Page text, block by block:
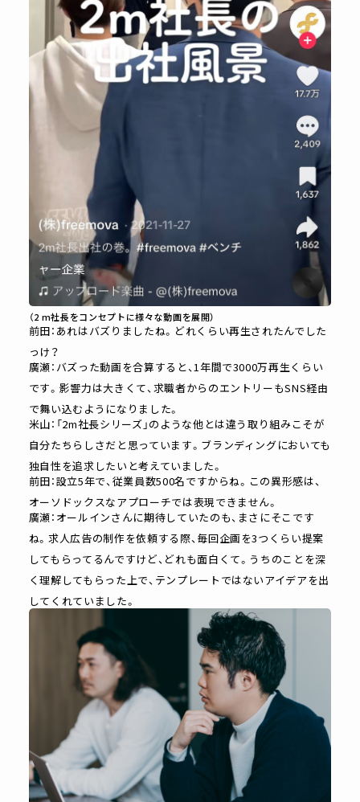
（2 m社長をコンセプトに様々な動画を展開）
前田：あれはバズりましたね。どれくらい再生されたんでした
っけ？
廣瀬：バズった動画を合算すると、1年間で3000万再生くらい
です。影響力は大きくて、求職者からのエントリーもSNS経由
で舞い込むようになりました。
米山：「2m社長シリーズ」のような他とは違う取り組みこそが
自分たちらしさだと思っています。ブランディングにおいても
独自性を追求したいと考えていました。
前田：設立5年で、従業員数500名ですからね。この異形感は、
オーソドックスなアプローチでは表現できません。
廣瀬：オールインさんに期待していたのも、まさにそこです
ね。求人広告の制作を依頼する際、毎回企画を3つくらい提案
してもらってるんですけど、どれも面白くて。うちのことを深
く理解してもらった上で、テンプレートではないアイデアを出
してくれていました。